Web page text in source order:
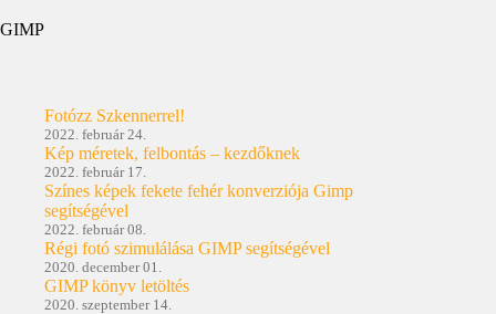
GIMP
Fotózz Szkennerrel!
2022. február 24.
Kép méretek, felbontás – kezdőknek
2022. február 17.
Színes képek fekete fehér konverziója Gimp
segítségével
2022. február 08.
Régi fotó szimulálása GIMP segítségével
2020. december 01.
GIMP könyv letöltés
2020. szeptember 14.